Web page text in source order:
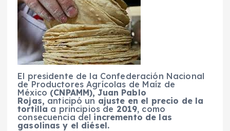
El presidente de la Confederación Nacional
de Productores Agrícolas de Maíz de
México (CNPAMM), Juan Pablo
Rojas, anticipó un ajuste en el precio de la
tortilla a principios de 2019, como
consecuencia del incremento de las
gasolinas y el diésel.